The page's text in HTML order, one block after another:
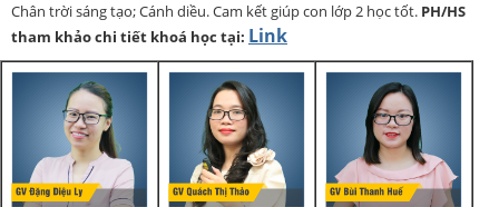
Chân trời sáng tạo; Cánh diều. Cam kết giúp con lớp 2 học tốt. PH/HS
tham khảo chi tiết khoá học tại: Link